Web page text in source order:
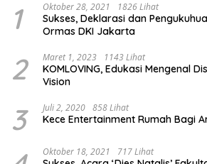
1 Oktober 28, 2021 1826 Lihat
Sukses, Deklarasi dan
Ormas DKI Jakarta
2 Maret 1, 2023 1143 Lihat
KOMLOVING, Edukasi Mengenal
Vision
3 Juli 2, 2020 858 Lihat
Kece Entertainment Rumah Bagi
Oktober 18, 2021 717 Lihat